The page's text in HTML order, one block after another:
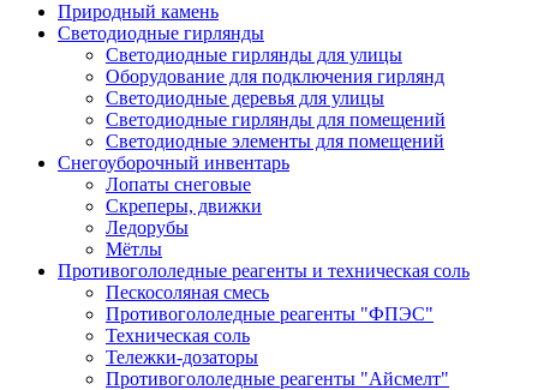
Природный камень
Светодиодные гирлянды
Светодиодные гирлянды для улицы
Оборудование для подключения гирлянд
Светодиодные деревья для улицы
Светодиодные гирлянды для помещений
Светодиодные элементы для помещений
Снегоуборочный инвентарь
Лопаты снеговые
Скреперы, движки
Ледорубы
Мётлы
Противогололедные реагенты и техническая соль
Пескосоляная смесь
Противогололедные реагенты "ФПЭС"
Техническая соль
Тележки-дозаторы
Противогололедные реагенты "Айсмелт"